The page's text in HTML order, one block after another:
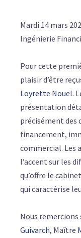
Mardi 14 mars
Ingénierie
Pour cette
plaisir d’être
Loyrette Nouel.
présentation
précisément des
financement,
commercial. Les
l’accent sur les
qu’offre le
qui caractérise
Nous
Guivarch, Maître